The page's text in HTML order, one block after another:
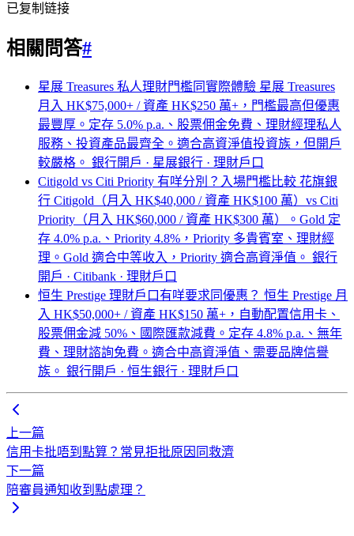
已复制链接
相關問答#
星展 Treasures 私人理財門檻同實際體驗 星展 Treasures
月入 HK$75,000+ / 資產 HK$250 萬+，門檻最高但優惠
最豐厚。定存 5.0% p.a.、股票佣金免費、理財經理私人
服務、投資產品最齊全。適合高資淨值投資族，但開戶
較嚴格。 銀行開戶 · 星展銀行 · 理財戶口
Citigold vs Citi Priority 有咩分別？入場門檻比較 花旗銀
行 Citigold（月入 HK$40,000 / 資產 HK$100 萬）vs Citi
Priority（月入 HK$60,000 / 資產 HK$300 萬）。Gold 定
存 4.0% p.a.、Priority 4.8%，Priority 多貴賓室、理財經
理。Gold 適合中等收入，Priority 適合高資淨值。 銀行
開戶 · Citibank · 理財戶口
恒生 Prestige 理財戶口有咩要求同優惠？ 恒生 Prestige 月
入 HK$50,000+ / 資產 HK$150 萬+，自動配置信用卡、
股票佣金減 50%、國際匯款減費。定存 4.8% p.a.、無年
費、理財諮詢免費。適合中高資淨值、需要品牌信譽
族。 銀行開戶 · 恒生銀行 · 理財戶口
上一篇
信用卡批唔到點算？常見拒批原因同救濟
下一篇
陪審員通知收到點處理？